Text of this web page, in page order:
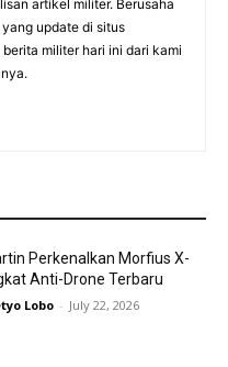
artikel militer. Berusaha
update di situs
militer hari ini dari kami
Perkenalkan Morfius X-
Anti-Drone Terbaru
Lobo - July 22, 2026